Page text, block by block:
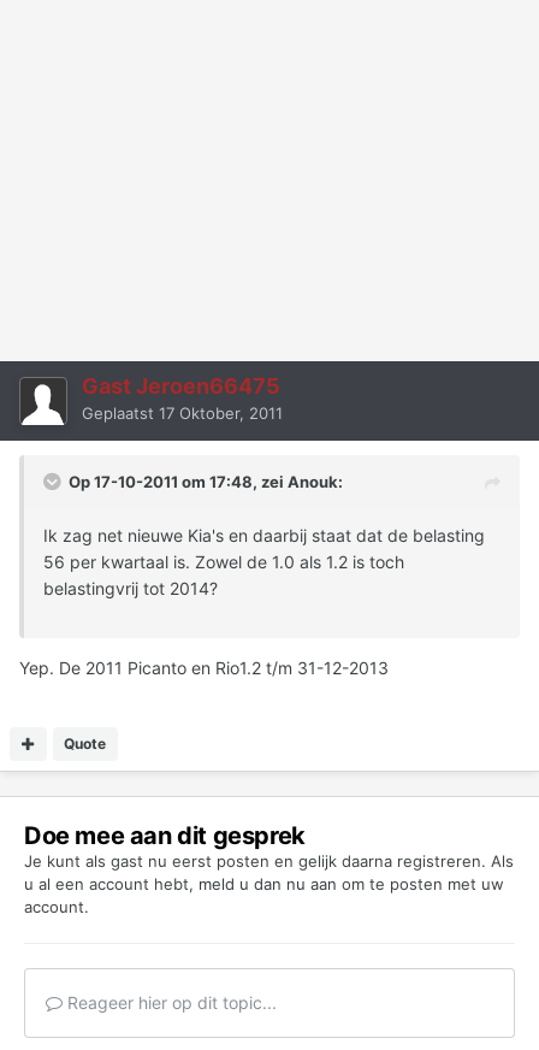
Gast Jeroen66475
Geplaatst 17 Oktober, 2011
Op 17-10-2011 om 17:48, zei Anouk:
Ik zag net nieuwe Kia's en daarbij staat dat de belasting
56 per kwartaal is. Zowel de 1.0 als 1.2 is toch
belastingvrij tot 2014?
Yep. De 2011 Picanto en Rio1.2 t/m 31-12-2013
Quote
Doe mee aan dit gesprek
Je kunt als gast nu eerst posten en gelijk daarna registreren. Als
u al een account hebt, meld u dan nu aan om te posten met uw
account.
Reageer hier op dit topic...